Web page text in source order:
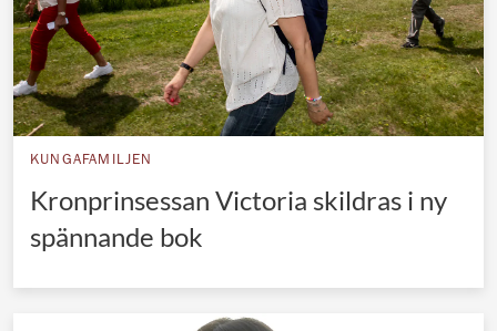
Luxemburgska storhertighuset
Japanska kejsarhuset
Thailändska kungahuset
Marockanska kungahuset
KUNGAFAMILJEN
Kronprinsessan Victoria skildras i ny
spännande bok